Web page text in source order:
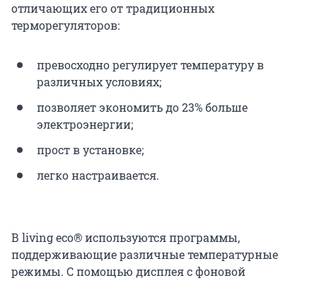
отличающих его от традиционных
терморегуляторов:
превосходно регулирует температуру в
различных условиях;
позволяет экономить до 23% больше
электроэнергии;
прост в установке;
легко настраивается.
В living eco® используются программы,
поддерживающие различные температурные
режимы. С помощью дисплея с фоновой